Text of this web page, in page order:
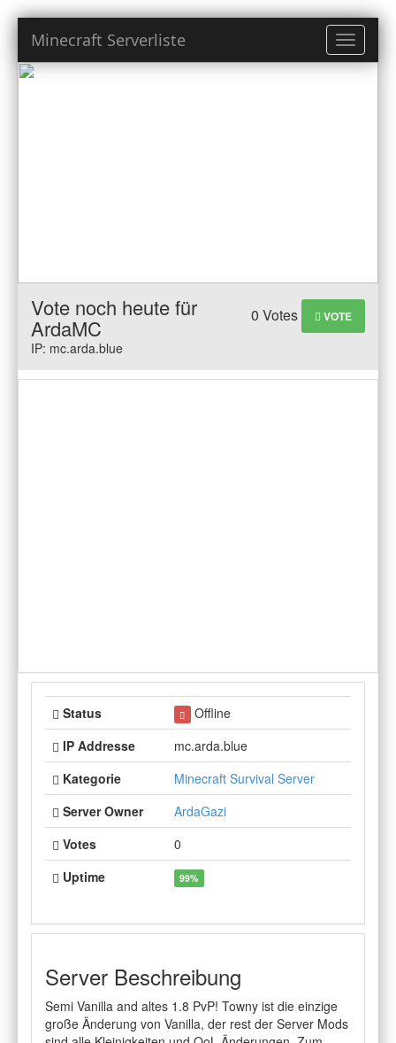
Toggle
Minecraft Serverliste
0 Votes VOTE
Vote noch heute für
ArdaMC
IP: mc.arda.blue
Status
Offline
IP Addresse
mc.arda.blue
Kategorie
Minecraft Survival Server
Server Owner
ArdaGazi
Votes
0
Uptime
99%
Server Beschreibung
Semi Vanilla and altes 1.8 PvP! Towny ist die einzige
große Änderung von Vanilla, der rest der Server Mods